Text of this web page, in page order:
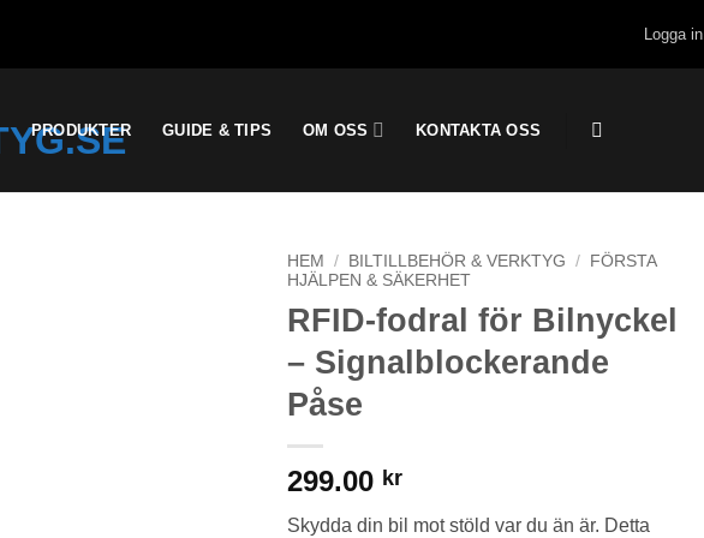
Logga in
PRODUKTER GUIDE & TIPS OM OSS KONTAKTA OSS
HEM / BILTILLBEHÖR & VERKTYG /
FÖRSTA
HJÄLPEN & SÄKERHET
RFID-fodral för Bilnyckel
– Signalblockerande
Påse
299.00 kr
Skydda din bil mot stöld var du än är. Detta